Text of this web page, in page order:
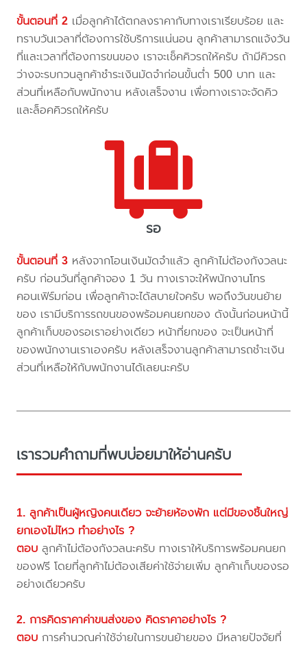
ขั้นตอนที่ 2 เมื่อลูกค้าได้ตกลงราคากับทางเราเรียบร้อย และ
ทราบวันเวลาที่ต้องการใช้บริการแน่นอน ลูกค้าสามารถแจ้งวัน
ที่และเวลาที่ต้องการขนของ เราจะเช็คคิวรถให้ครับ ถ้ามีคิวรถ
ว่างจะรบกวนลูกค้าชำระเงินมัดจำก่อนขั้นต่ำ 500 บาท และ
ส่วนที่เหลือกับพนักงาน หลังเสร็จงาน เพื่อทางเราจะจัดคิว
และล็อคคิวรถให้ครับ
รอ
ขั้นตอนที่ 3 หลังจากโอนเงินมัดจำแล้ว ลูกค้าไม่ต้องกังวลนะ
ครับ ก่อนวันที่ลูกค้าจอง 1 วัน ทางเราจะให้พนักงานโทร
คอนเฟิร์มก่อน เพื่อลูกค้าจะได้สบายใจครับ พอถึงวันขนย้าย
ของ เรามีบริการรถขนของพร้อมคนยกของ ดังนั้นก่อนหน้านี้
ลูกค้าเก็บของรอเราอย่างเดียว หน้าที่ยกของ จะเป็นหน้าที่
ของพนักงานเราเองครับ หลังเสร็จงานลูกค้าสามารถชำะเงิน
ส่วนที่เหลือให้กับพนักงานได้เลยนะครับ
เรารวมคำถามที่พบบ่อยมาให้อ่านครับ
1. ลูกค้าเป็นผู้หญิงคนเดียว จะย้ายห้องพัก แต่มีของชิ้นใหญ่
ยกเองไม่ไหว ทำอย่างไร ?
ตอบ ลูกค้าไม่ต้องกังวลนะครับ ทางเราให้บริการพร้อมคนยก
ของฟรี โดยที่ลูกค้าไม่ต้องเสียค่าใช้จ่ายเพิ่ม ลูกค้าเก็บของรอ
อย่างเดียวครับ
2. การคิดราคาค่าขนส่งของ คิดราคาอย่างไร ?
ตอบ การคำนวณค่าใช้จ่ายในการขนย้ายของ มีหลายปัจจัยที่